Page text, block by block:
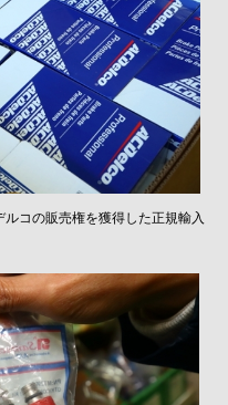
コの販売権を獲得した正規輸入